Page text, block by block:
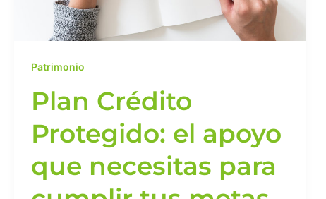
Patrimonio
Plan Crédito
Protegido: el apoyo
que necesitas para
cumplir
metas